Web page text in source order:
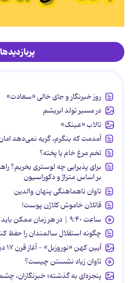
پربازدیدها
روز خبرنگار و جای خالی «سعادت»
در مسیر تولد ابریشم
تالاب «عینک»
آمدمت که بنگرم، گریه نمی‌دهد
تخم مرغ خام یا پخته؟
برای پذیرایی چه لوستری بخریم؟
بر اساس متراژ و دکوراسیون
تاوان ناهماهنگی پنهان والدین
قاتلان خاموش کلاژن پوست!
ساعت ۹:۴۰ | در هر زمان ممکن باید انتقامشان را پس بدهند
چگونه استقلال سالمندان را حفظ
آیین کهن «نوروزبل» - آغاز قرن ۱۷ دیلمی
تاوان زیاد نشستن چیست؟
پنجره‌ای به گذشته؛ خبرنگاران، چشم